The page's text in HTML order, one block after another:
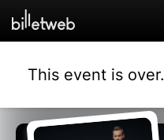
This event is over.